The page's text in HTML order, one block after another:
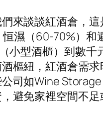
來談談紅酒倉，
恒濕（60-70%）
小型酒櫃）到數千
樞紐，紅酒倉需
司如Wine
避免家裡空間不